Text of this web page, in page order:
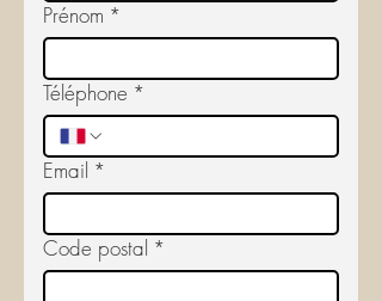
Prénom *
Téléphone *
Email *
Code postal *